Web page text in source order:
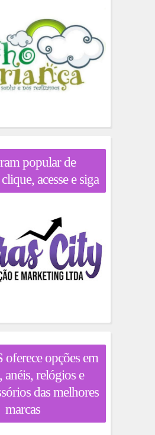
popular de
acesse e siga
opções em
anéis, relógios e
das melhores
marcas